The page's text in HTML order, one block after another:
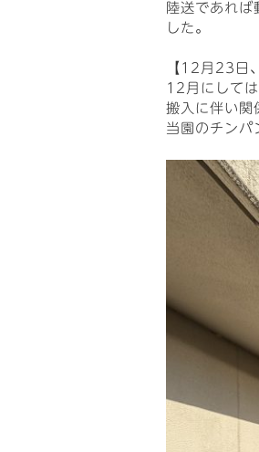
陸送であれ
した。
【12月23日
12月にして
搬入に伴い関
当園のチンパ